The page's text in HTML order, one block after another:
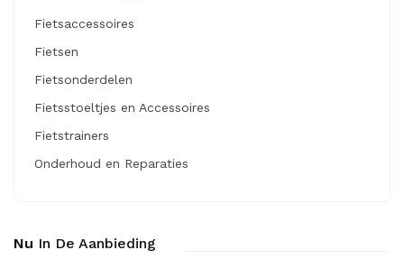
Fietsaccessoires
Fietsen
Fietsonderdelen
Fietsstoeltjes en Accessoires
Fietstrainers
Onderhoud en Reparaties
Nu In De Aanbieding